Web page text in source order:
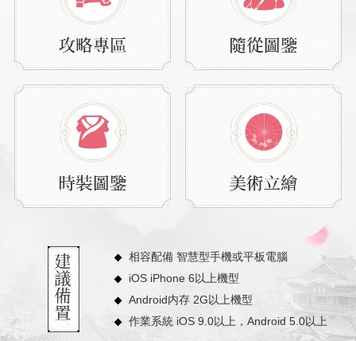
相容配備 智慧型手機或平板電腦
iOS iPhone 6以上機型
Android内存 2G以上機型
作業系統 iOS 9.0以上，Android 5.0以上